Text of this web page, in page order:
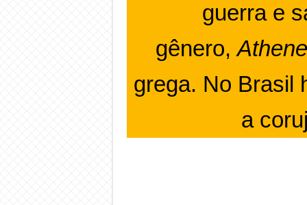
guerra e
gênero,Athene
grega. No Brasil
a